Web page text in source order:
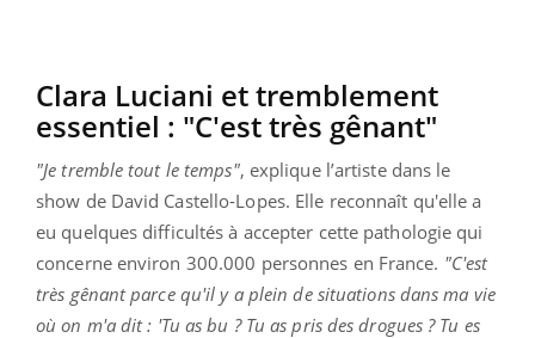
Clara Luciani et tremblement
essentiel : "C'est très gênant"
"Je tremble tout le temps", explique l’artiste dans le
show de David Castello-Lopes. Elle reconnaît qu'elle a
eu quelques difficultés à accepter cette pathologie qui
concerne environ 300.000 personnes en France. "C'est
très gênant parce qu'il y a plein de situations dans ma vie
où on m'a dit : 'Tu as bu ? Tu as pris des drogues ? Tu es